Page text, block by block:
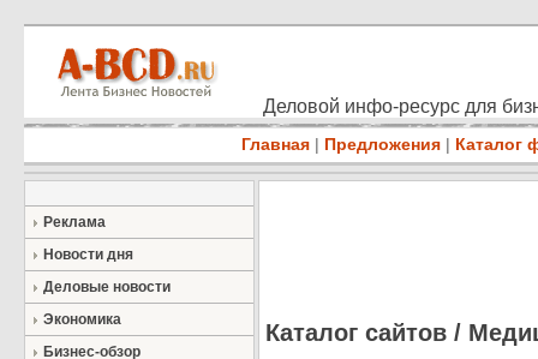
Деловой инфо-ресурс для
Главная | Предложения | Каталог
Реклама
Новости дня
Деловые новости
Экономика
Бизнес-обзор
Каталог сайтов /